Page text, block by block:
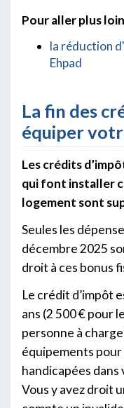
Pour aller plus
la réduction
Ehpad
La fin des
équiper
Les crédits
qui font installer
logement sont
Seules les
décembre 2025
droit à ces bonus
Le crédit d’impôt
ans (2 500 € pour
personne à
équipements
handicapées
Vous y avez droit